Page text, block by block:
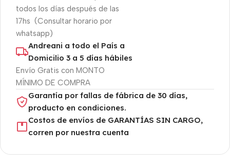
todos los días después de las
17hs (Consultar horario por
whatsapp)
Andreani a todo el País a
Domicilio 3 a 5 días hábiles
Envío Gratis con MONTO
MÍNIMO DE COMPRA
Garantía por fallas de fábrica de 30 días,
producto en condiciones.
Costos de envíos de GARANTÍAS SIN CARGO,
corren por nuestra cuenta